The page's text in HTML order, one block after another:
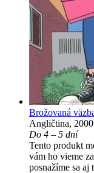
Brožovaná
Angličtina, 2000
Do 4 – 5 dní
Tento produkt
vám ho vieme
posnažíme sa aj